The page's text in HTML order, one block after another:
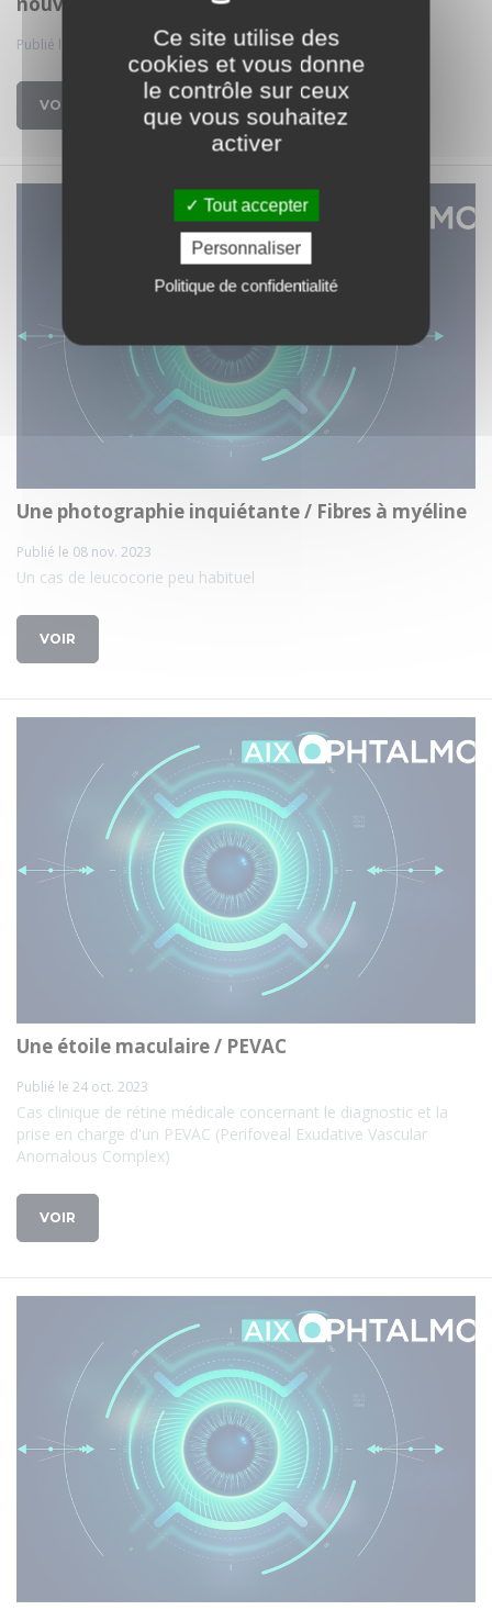
Publié le 10 juil. 2024
VOIR
Une photographie inquiétante / Fibres à myéline
Publié le 08 nov. 2023
Un cas de leucocorie peu habituel
VOIR
Une étoile maculaire / PEVAC
Publié le 24 oct. 2023
Cas clinique de rétine médicale concernant le diagnostic et la
prise en charge d'un PEVAC (Perifoveal Exudative Vascular
Anomalous Complex)
VOIR
Ce site utilise des
cookies et vous donne
le contrôle sur ceux
que vous souhaitez
activer
Tout accepter
Personnaliser
Politique de confidentialité